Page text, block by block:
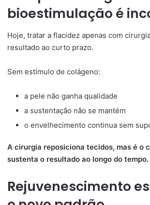
bioestimulação é
Hoje, tratar a flacidez apenas com
resultado ao curto prazo.
Sem estímulo de colágeno:
a pele não ganha qualidade
a sustentação não se mantém
o envelhecimento continua sem
A cirurgia reposiciona tecidos, mas é o
sustenta o resultado ao longo do tempo.
Rejuvenescimento